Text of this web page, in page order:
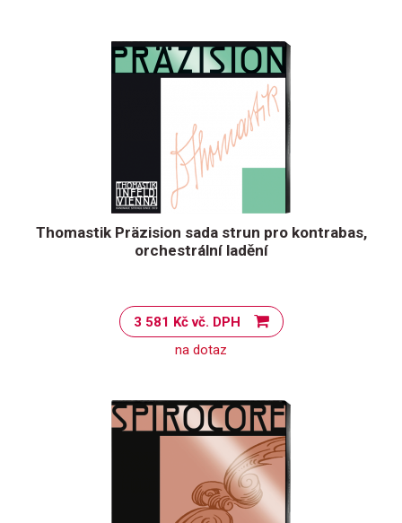
Thomastik Präzision sada strun pro kontrabas,
orchestrální ladění
3 581 Kč vč. DPH
na dotaz